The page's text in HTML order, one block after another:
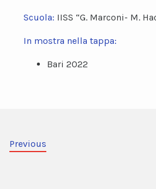
Scuola: IISS “G. Marconi- M.
In mostra nella tappa:
Bari 2022
Previous